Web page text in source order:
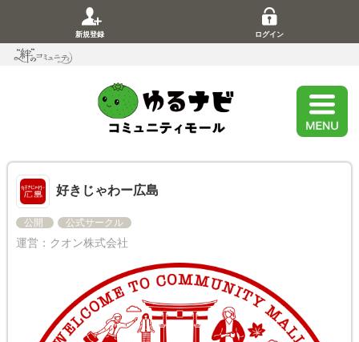
新規登録 ログイン
好きじゃわー広島
公開 公式サークル
運営： クオン株式会社